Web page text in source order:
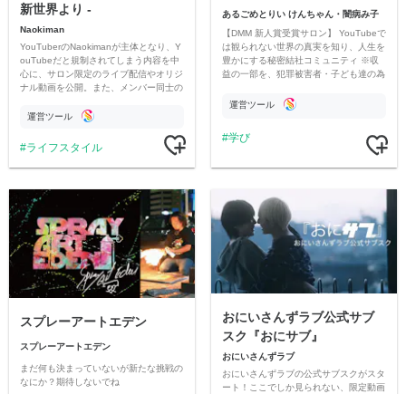
新世界より -
Naokiman
YouTuberのNaokimanが主体となり、Y
ouTubeだと規制されてしまう内容を中
心に、サロン限定のライブ配信やオリジ
ナル動画を公開。また、メンバー同士の
ただいています。
運営ツール
ライフスタイル
あるごめとりい けんちゃん・闇病み子
【DMM 新人賞受賞サロン】 YouTubeで
は観られない世界の真実を知り、人生を
豊かにする秘密結社コミュニティ ※収
益の一部を、犯罪被害者・子ども達の為
す運営ツール
学び
スプレーアートエデン
スプレーアートエデン
まだ何も決まっていないが新たな挑戦の
なにか？期待しないでね
おにいさんずラブ公式サブ
スク『おにサブ』
おにいさんずラブ
おにいさんずラブの公式サブスクがスタ
ート！ここでしか見られない、限定動画